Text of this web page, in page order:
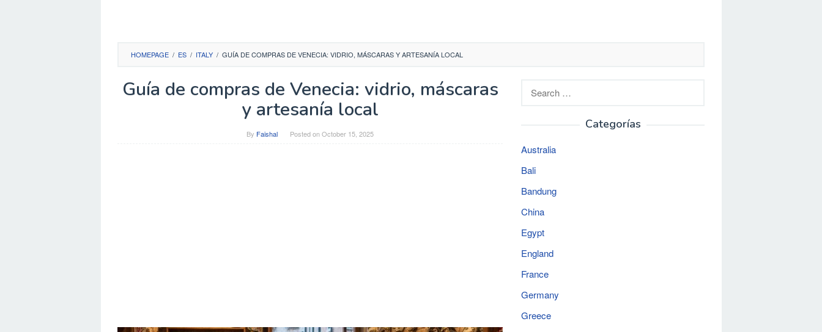
HOMEPAGE / ES / ITALY / GUÍA DE COMPRAS DE VENECIA: VIDRIO, MÁSCARAS Y ARTESANÍA LOCAL
Guía de compras de Venecia: vidrio, máscaras
y artesanía local
By Faishal Posted onOctober 15, 2025
Categorías
Australia
Bali
Bandung
China
Egypt
England
France
Germany
Greece